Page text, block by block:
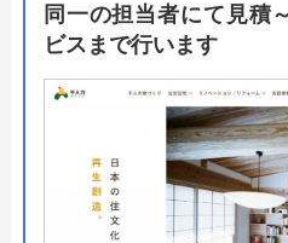
調査や点検、相談、見積も
気になることがあればま
すすめいたします。
公式サ
料金詳細
同一の担当者にて見積
ビスまで行います